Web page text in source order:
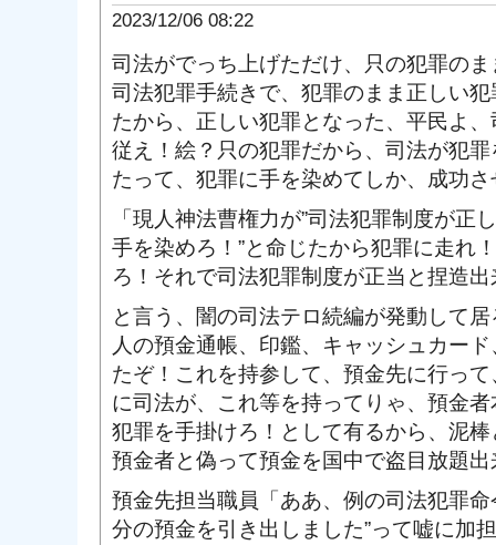
2023/12/06 08:22
司法がでっち上げただけ、只の犯罪の
司法犯罪手続きで、犯罪のまま正しい
たから、正しい犯罪となった、平民よ
従え！絵？只の犯罪だから、司法が犯
たって、犯罪に手を染めてしか、成功
「現人神法曹権力が”司法犯罪制度が正
手を染めろ！”と命じたから犯罪に走れ
ろ！それで司法犯罪制度が正当と捏造
と言う、闇の司法テロ続編が発動して
人の預金通帳、印鑑、キャッシュカー
たぞ！これを持参して、預金先に行っ
に司法が、これ等を持ってりゃ、預金
犯罪を手掛けろ！として有るから、泥
預金者と偽って預金を国中で盗目放題
預金先担当職員「ああ、例の司法犯罪
分の預金を引き出しました”って嘘に加